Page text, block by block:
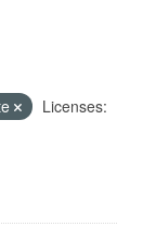
Licenses: